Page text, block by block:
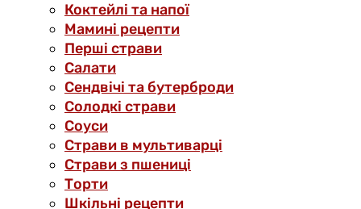
Коктейлі та напої
Мамині рецепти
Перші страви
Салати
Сендвічі та бутерброди
Солодкі страви
Соуси
Страви в мультиварці
Страви з пшениці
Торти
Шкільні рецепти